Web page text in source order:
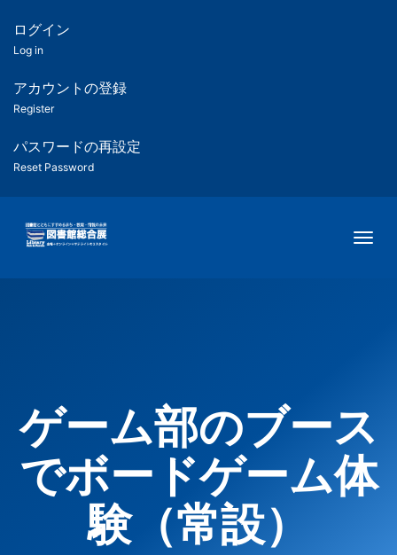
ツ
匿
名
ユ
ー
ー
用
メ
ログイン
Log in
アカウントの登録
Register
パスワードの再設定
Reset Password
ゲーム部のブース
でボードゲーム体
験（常設）